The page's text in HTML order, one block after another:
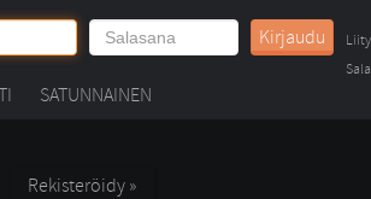
Kirjaudu
SATUNNAINEN
Rekisteröidy »